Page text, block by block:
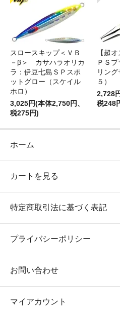
スロースキップ＜ＶＢ
－β＞ カサハラオリカ
ラ：伊豆七島ＳＰスポ
ットグロー（スケイル
ホロ）
3,025円(本体2,750円、
税275円)
【超
ＰＳ
リン
５）
2,728
税248
ホーム
カートを見る
特定商取引法に基づく表記
プライバシーポリシー
お問い合わせ
マイアカウント